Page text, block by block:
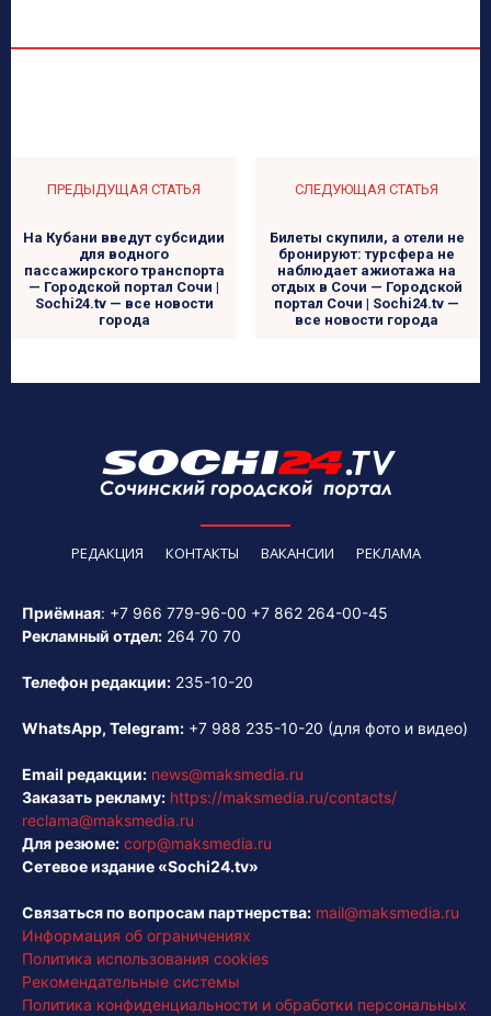
ПРЕДЫДУЩАЯ СТАТЬЯ
На Кубани введут субсидии
для водного
пассажирского транспорта
— Городской портал Сочи |
Sochi24.tv — все новости
города
СЛЕДУЮЩАЯ СТАТЬЯ
Билеты скупили, а отели не
бронируют: турсфера не
наблюдает ажиотажа на
отдых в Сочи — Городской
портал Сочи | Sochi24.tv —
все новости города
РЕДАКЦИЯ КОНТАКТЫ ВАКАНСИИ РЕКЛАМА
Приёмная: +7 966 779-96-00 +7 862 264-00-45
Рекламный отдел: 264 70 70
Телефон редакции: 235-10-20
WhatsApp, Telegram: +7 988 235-10-20 (для фото и видео)
Email редакции: news@maksmedia.ru
Заказать рекламу: https://maksmedia.ru/contacts/
reclama@maksmedia.ru
Для резюме: corp@maksmedia.ru
Сетевое издание «Sochi24.tv»
Связаться по вопросам партнерства: mail@maksmedia.ru
Информация об ограничениях
Политика использования cookies
Рекомендательные системы
Политика конфиденциальности и обработки персональных